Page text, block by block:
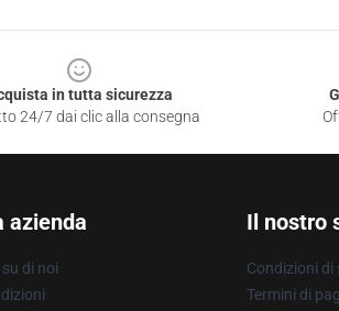
in tutta sicurezza
24/7 dai clic alla consegna
azienda
di noi
Il nostro
Condizioni di
Termini di